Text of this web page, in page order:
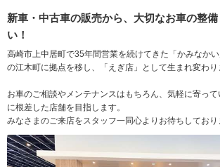
新車・中古車の販売から、大切なお車の整
い！
高崎市上中居町で35年間営業を続けてきた「かみなか
の江木町に拠点を移し、「えぎ店」として生まれ変わり
お車のご相談やメンテナンスはもちろん、気軽に寄っ
に根差した店舗を目指します。
みなさまのご来店をスタッフ一同心よりお待ちしており